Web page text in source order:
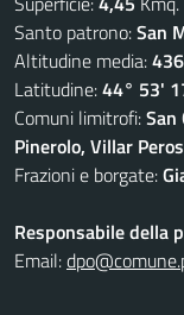
Santo patrono:San
Altitudine media:436
Latitudine:44° 53'
Comuni limitrofi:San
Pinerolo, Villar
Frazioni e borgate:
Responsabile della
Email: